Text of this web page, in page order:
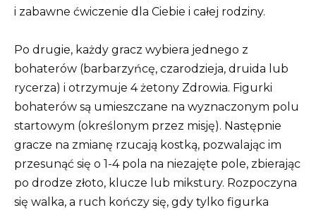
i zabawne ćwiczenie dla Ciebie i całej rodziny.
Po drugie, każdy gracz wybiera jednego z
bohaterów (barbarzyńcę, czarodzieja, druida lub
rycerza) i otrzymuje 4 żetony Zdrowia. Figurki
bohaterów są umieszczane na wyznaczonym polu
startowym (określonym przez misję). Następnie
gracze na zmianę rzucają kostką, pozwalając im
przesunąć się o 1-4 pola na niezajęte pole, zbierając
po drodze złoto, klucze lub mikstury. Rozpoczyna
się walka, a ruch kończy się, gdy tylko figurka